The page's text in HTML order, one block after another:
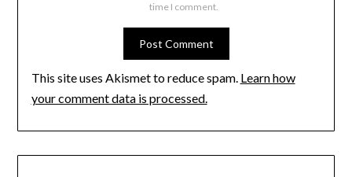
time I comment.
This site uses Akismet to reduce spam. Learn how
your comment data is processed.